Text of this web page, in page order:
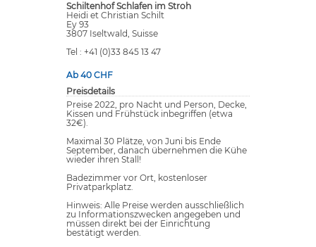
Schiltenhof Schlafen im Stroh
Heidi et Christian Schilt
Ey 93
3807 Iseltwald, Suisse
Tel : +41 (0)33 845 13 47
Ab 40 CHF
Preisdetails
Preise 2022, pro Nacht und Person, Decke,
Kissen und Frühstück inbegriffen (etwa
32€).
Maximal 30 Plätze, von Juni bis Ende
September, danach übernehmen die Kühe
wieder ihren Stall!
Badezimmer vor Ort, kostenloser
Privatparkplatz.
Hinweis: Alle Preise werden ausschließlich
zu Informationszwecken angegeben und
müssen direkt bei der Einrichtung
bestätigt werden.